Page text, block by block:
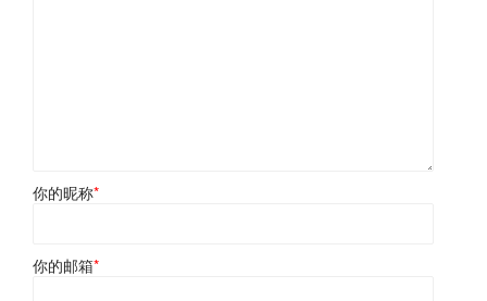
你的昵称*
你的邮箱*